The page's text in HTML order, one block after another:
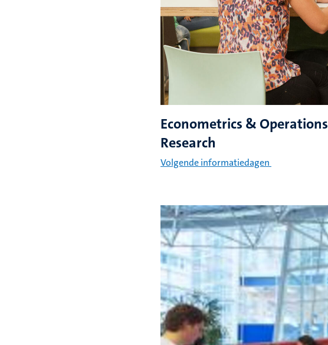
Econometrics & Operations
Research
Volgende informatiedagen